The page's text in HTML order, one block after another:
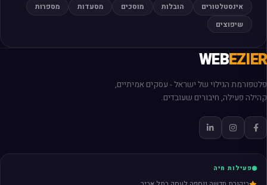
אינסטלטורים הובלות מוסכים מסעדות
מספרות
שיפוצים
WEBEZIER
פלטפורמת הגילוי של ישראל - עסקים אמיתיים,
קהילה פעילה, חיבורים שעובדים.
פעילות חיה